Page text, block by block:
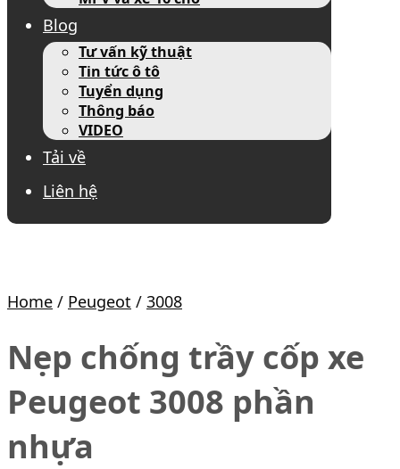
Blog
Tư vấn kỹ thuật
Tin tức ô tô
Tuyển dụng
Thông báo
VIDEO
Tải về
Liên hệ
Home / Peugeot / 3008
Nẹp chống trầy cốp xe
Peugeot 3008 phần
nhựa